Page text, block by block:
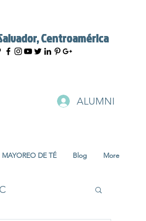
Centroamérica
ALUMNI
MAYOREO DE TÉ Blog More